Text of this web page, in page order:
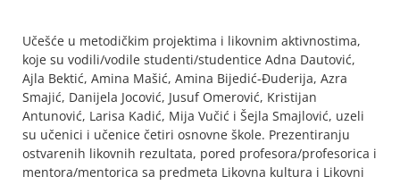
Učešće u metodičkim projektima i likovnim aktivnostima,
koje su vodili/vodile studenti/studentice Adna Dautović,
Ajla Bektić, Amina Mašić, Amina Bijedić-Đuderija, Azra
Smajić, Danijela Jocović, Jusuf Omerović, Kristijan
Antunović, Larisa Kadić, Mija Vučić i Šejla Smajlović, uzeli
su učenici i učenice četiri osnovne škole. Prezentiranju
ostvarenih likovnih rezultata, pored profesora/profesorica i
mentora/mentorica sa predmeta Likovna kultura i Likovni